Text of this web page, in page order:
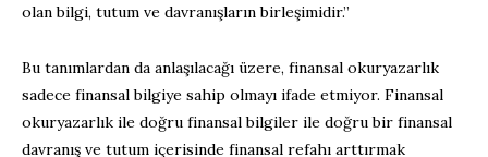
olan bilgi, tutum ve davranışların birleşimidir.”
Bu tanımlardan da anlaşılacağı üzere, finansal okuryazarlık
sadece finansal bilgiye sahip olmayı ifade etmiyor. Finansal
okuryazarlık ile doğru finansal bilgiler ile doğru bir finansal
davranış ve tutum içerisinde finansal refahı arttırmak